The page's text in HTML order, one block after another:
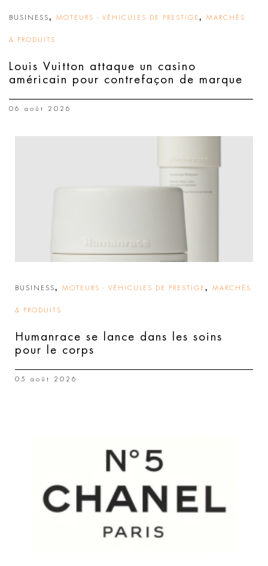
BUSINESS, MOTEURS - VÉHICULES DE PRESTIGE , MARCHÉS
& PRODUITS
Louis Vuitton attaque un casino
américain pour contrefaçon de marque
06 août 2026
BUSINESS, MOTEURS - VÉHICULES DE PRESTIGE , MARCHÉS
& PRODUITS
Humanrace se lance dans les soins
pour le corps
05 août 2026